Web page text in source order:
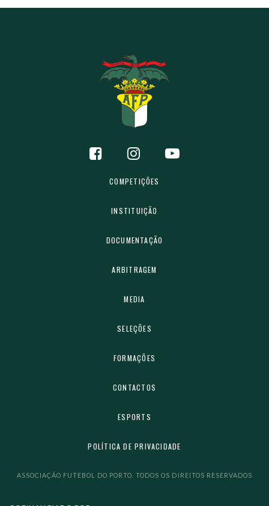
COMPETIÇÕES
INSTITUIÇÃO
DOCUMENTAÇÃO
ARBITRAGEM
MEDIA
SELEÇÕES
FORMAÇÕES
CONTACTOS
ESPORTS
POLÍTICA DE PRIVACIDADE
ASSOCIAÇÃO FUTEBOL DO PORTO. TODOS OS DIREITOS RESERVADOS